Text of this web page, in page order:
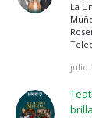
La
julio